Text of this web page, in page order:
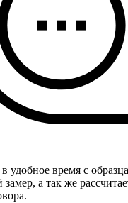
удобное время с
а так же